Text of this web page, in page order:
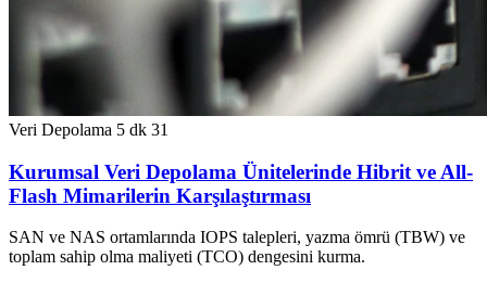
Veri Depolama 5 dk 31
Kurumsal Veri Depolama Ünitelerinde Hibrit ve All-
Flash Mimarilerin Karşılaştırması
SAN ve NAS ortamlarında IOPS talepleri, yazma ömrü (TBW) ve
toplam sahip olma maliyeti (TCO) dengesini kurma.